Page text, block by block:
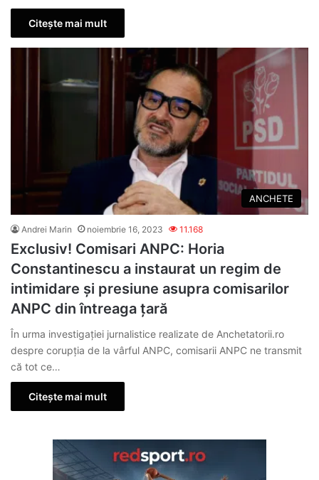
Citește mai mult
ANCHETE
Andrei Marin noiembrie 16, 2023 11.168
Exclusiv! Comisari ANPC: Horia
Constantinescu a instaurat un regim de
intimidare și presiune asupra comisarilor
ANPC din întreaga țară
În urma investigației jurnalistice realizate de Anchetatorii.ro
despre corupția de la vârful ANPC, comisarii ANPC ne transmit
că tot ce…
Citește mai mult